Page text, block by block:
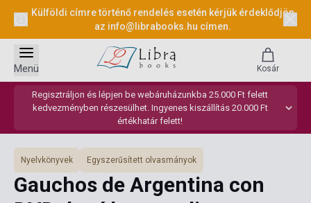
Külföldi címre történő rendelés esetén kérjük érdeklődjön
az info@librabooks.hu címen.
Regisztráljon és lépjen be webáruházunkba 25.000 Ft felett
kedvezményben részesülhet. Ingyenes kiszállítás 20.000 Ft
értékhatár felett!
Menü Kosár
Nyelvkönyvek Egyszerűsített olvasmányok
Gauchos de Argentina con